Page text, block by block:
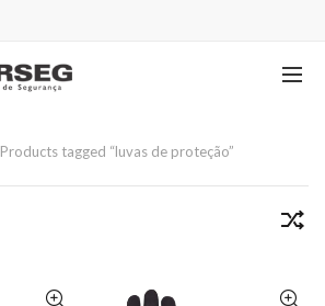
Products tagged “luvas de proteção”